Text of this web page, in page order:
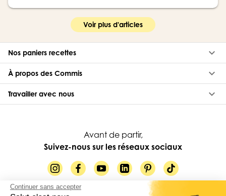
Continuer sans accepter
Voir plus d'articles
Nos paniers recettes keyboard_arrow_down
À propos des Commis keyboard_arrow_down
Travailler avec nous keyboard_arrow_down
Avant de partir,
Suivez-nous sur les réseaux sociaux